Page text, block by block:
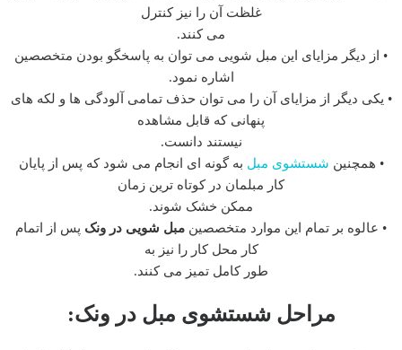
غلظت آن را نیز کنترل
می کنند.
• از دیگر مزایای این مبل شویی می توان به پاسخگو بودن متخصصین
اشاره نمود.
• یکی دیگر از مزایای آن را می توان حذف تمامی آلودگی ها و لکه های
پنهانی که قابل مشاهده
نیستند دانست.
• همچنین شستشوی مبل به گونه ای انجام می شود که پس از پایان
کار مبلمان در کوتاه ترین زمان
ممکن خشک شوند.
• عالوه بر تمام این موارد متخصصین مبل شویی در ونک پس از اتمام
کار محل کار را نیز به
طور کامل تمیز می کنند.
مراحل شستشوی مبل در ونک: